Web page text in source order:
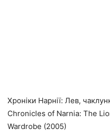
Хроніки Нарнії: Лев,
Chronicles of Narnia: The
Wardrobe (2005)